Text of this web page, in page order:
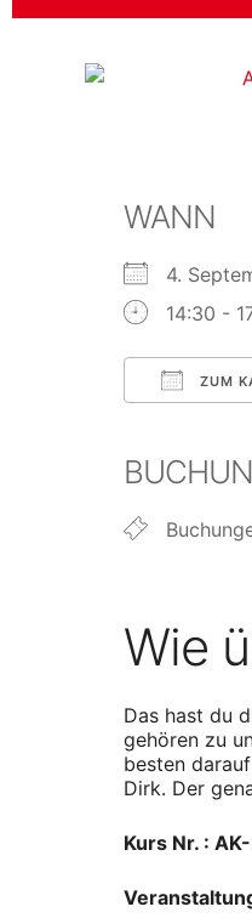
WANN
4.
14:30 -
ZUM
Wie
Das hast du
gehören zu
besten
Dirk. Der
Kurs Nr. :